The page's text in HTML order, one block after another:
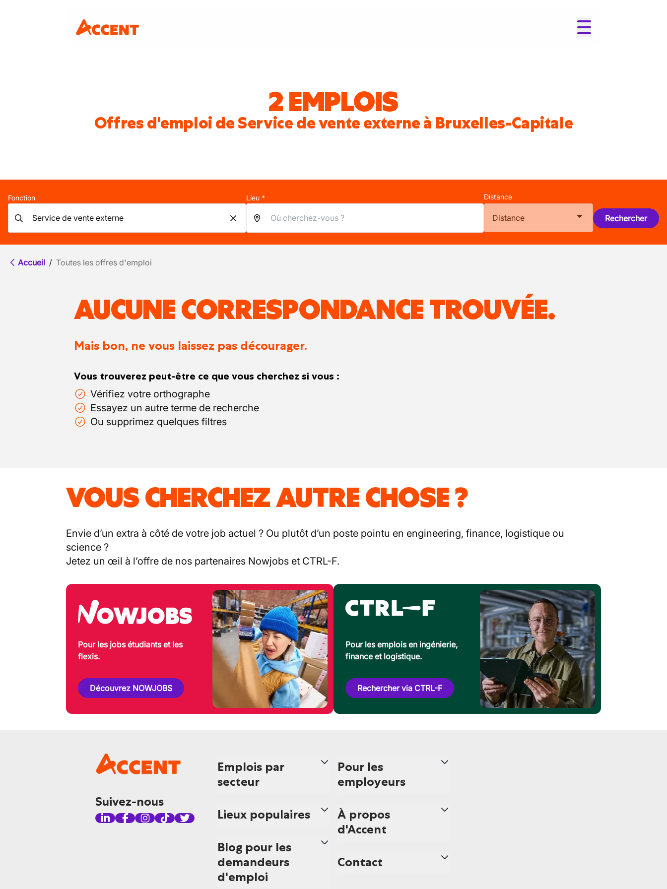
2 EMPLOIS
Offres d'emploi de Service de vente externe à Bruxelles-Capitale
Fonction Lieu * Distance
Distance Rechercher
Accueil / Toutes les offres d'emploi
AUCUNE CORRESPONDANCE TROUVÉE.
Mais bon, ne vous laissez pas décourager.
Vous trouverez peut-être ce que vous cherchez si vous :
Vérifiez votre orthographe
Essayez un autre terme de recherche
Ou supprimez quelques filtres
VOUS CHERCHEZ AUTRE CHOSE ?
Envie d’un extra à côté de votre job actuel ? Ou plutôt d’un poste pointu en engineering, finance, logistique ou
science ?
Jetez un œil à l’offre de nos partenaires Nowjobs et CTRL-F.
Pour les jobs étudiants et les
flexis.
Découvrez NOWJOBS
Pour les emplois en ingénierie,
finance et logistique.
Rechercher via CTRL-F
Suivez-nous
Emplois par
secteur
Lieux populaires
Blog pour les
demandeurs
d'emploi
Pour les
employeurs
À propos
d'Accent
Contact